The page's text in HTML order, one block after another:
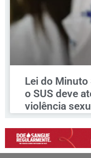
Lei do
o SUS deve
violência